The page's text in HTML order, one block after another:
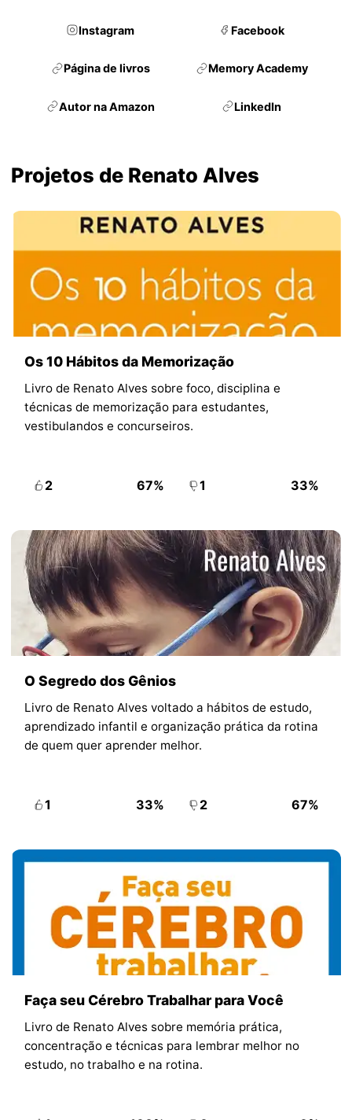
Instagram Facebook
Página de livros Memory Academy
Autor na Amazon LinkedIn
Projetos de Renato Alves
Os 10 Hábitos da Memorização
Livro de Renato Alves sobre foco, disciplina e
técnicas de memorização para estudantes,
vestibulandos e concurseiros.
2 67% 1 33%
O Segredo dos Gênios
Livro de Renato Alves voltado a hábitos de estudo,
aprendizado infantil e organização prática da rotina
de quem quer aprender melhor.
1 33% 2 67%
Faça seu Cérebro Trabalhar para Você
Livro de Renato Alves sobre memória prática,
concentração e técnicas para lembrar melhor no
estudo, no trabalho e na rotina.